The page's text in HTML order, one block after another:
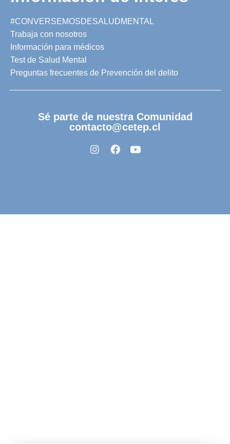
#CONVERSEMOSDESALUDMENTAL
Trabaja con nosotros
Información para médicos
Test de Salud Mental
Preguntas frecuentes de Prevención del delito
Sé parte de nuestra Comunidad
contacto@cetep.cl